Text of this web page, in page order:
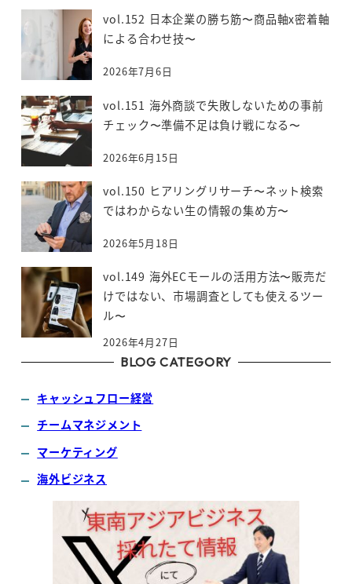
vol.152 日本企業の勝ち筋〜商品軸x密着軸
による合わせ技〜
2026年7月6日
vol.151 海外商談で失敗しないための事前
チェック〜準備不足は負け戦になる〜
2026年6月15日
vol.150 ヒアリングリサーチ〜ネット検索
ではわからない生の情報の集め方〜
2026年5月18日
vol.149 海外ECモールの活用方法〜販売だ
けではない、市場調査としても使えるツー
ル〜
2026年4月27日
BLOG CATEGORY
キャッシュフロー経営
チームマネジメント
マーケティング
海外ビジネス